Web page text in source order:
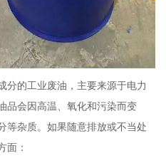
分的工业废油，主要来源于电力
品会因高温、氧化和污染而变
等杂质。如果随意排放或不当处
面：